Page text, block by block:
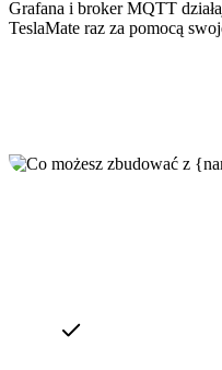
Grafana i broker MQTT
TeslaMate raz za pomocą